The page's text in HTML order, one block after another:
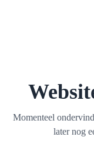
Momenteel
later nog